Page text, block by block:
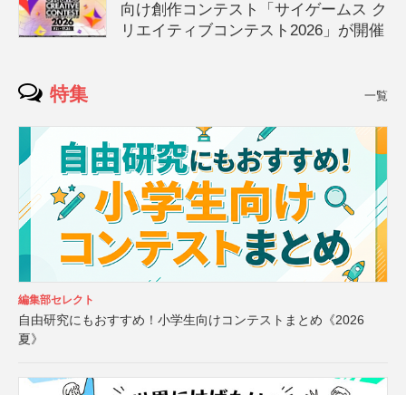
向け創作コンテスト「サイゲームス ク
リエイティブコンテスト2026」が開催
特集 一覧
編集部セレクト
自由研究にもおすすめ！小学生向けコンテストまとめ《2026
夏》